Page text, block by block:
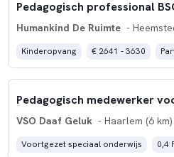
Humankind De Ruimte -
Kinderopvang € 2641 - 3630
VSO Daaf Geluk - Haarlem (6 km)
Voortgezet speciaal onderwijs 0,4